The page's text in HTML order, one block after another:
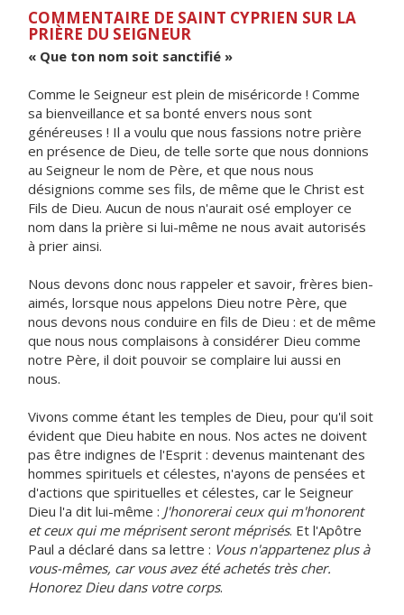
COMMENTAIRE DE SAINT CYPRIEN SUR LA
PRIÈRE DU SEIGNEUR
« Que ton nom soit sanctifié »
Comme le Seigneur est plein de miséricorde ! Comme
sa bienveillance et sa bonté envers nous sont
généreuses ! Il a voulu que nous fassions notre prière
en présence de Dieu, de telle sorte que nous donnions
au Seigneur le nom de Père, et que nous nous
désignions comme ses fils, de même que le Christ est
Fils de Dieu. Aucun de nous n'aurait osé employer ce
nom dans la prière si lui-même ne nous avait autorisés
à prier ainsi.
Nous devons donc nous rappeler et savoir, frères bien-
aimés, lorsque nous appelons Dieu notre Père, que
nous devons nous conduire en fils de Dieu : et de même
que nous nous complaisons à considérer Dieu comme
notre Père, il doit pouvoir se complaire lui aussi en
nous.
Vivons comme étant les temples de Dieu, pour qu'il soit
évident que Dieu habite en nous. Nos actes ne doivent
pas être indignes de l'Esprit : devenus maintenant des
hommes spirituels et célestes, n'ayons de pensées et
d'actions que spirituelles et célestes, car le Seigneur
Dieu l'a dit lui-même : J'honorerai ceux qui m'honorent
et ceux qui me méprisent seront méprisés. Et l'Apôtre
Paul a déclaré dans sa lettre : Vous n'appartenez plus à
vous-mêmes, car vous avez été achetés très cher.
Honorez Dieu dans votre corps.